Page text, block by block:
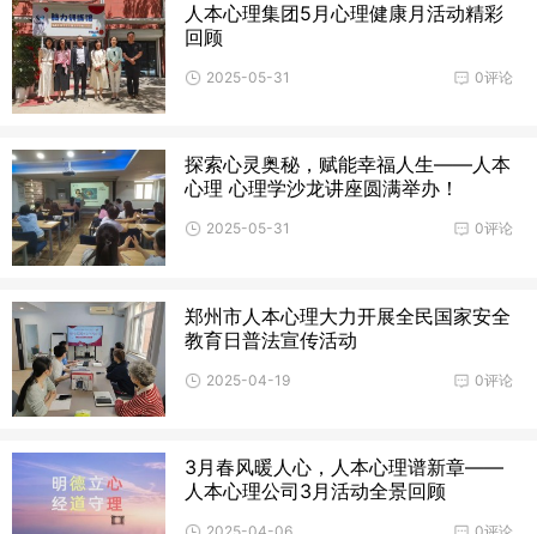
人本心理集团5月心理健康月活动精彩
回顾
0评论
2025-05-31
探索心灵奥秘，赋能幸福人生——人本
心理 心理学沙龙讲座圆满举办！
0评论
2025-05-31
郑州市人本心理大力开展全民国家安全
教育日普法宣传活动
0评论
2025-04-19
3月春风暖人心，人本心理谱新章——
人本心理公司3月活动全景回顾